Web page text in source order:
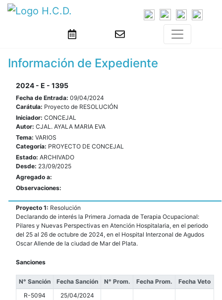
Información de Expediente
2024 - E - 1395
Fecha de Entrada: 09/04/2024
Carátula: Proyecto de RESOLUCIÓN
Iniciador: CONCEJAL
Autor: CJAL. AYALA MARIA EVA
Tema: VARIOS
Categoría: PROYECTO DE CONCEJAL
Estado: ARCHIVADO
Desde: 23/09/2025
Agregado a:
Observaciones:
Proyecto 1: Resolución
Declarando de interés la Primera Jornada de Terapia Ocupacional:
Pilares y Nuevas Perspectivas en Atención Hospitalaria, en el periodo
del 25 al 26 de octubre de 2024, en el Hospital Interzonal de Agudos
Oscar Allende de la ciudad de Mar del Plata.
Sanciones
N° Sanción Fecha Sanción N° Prom. Fecha Prom.
Fecha Veto
R-5094
25/04/2024